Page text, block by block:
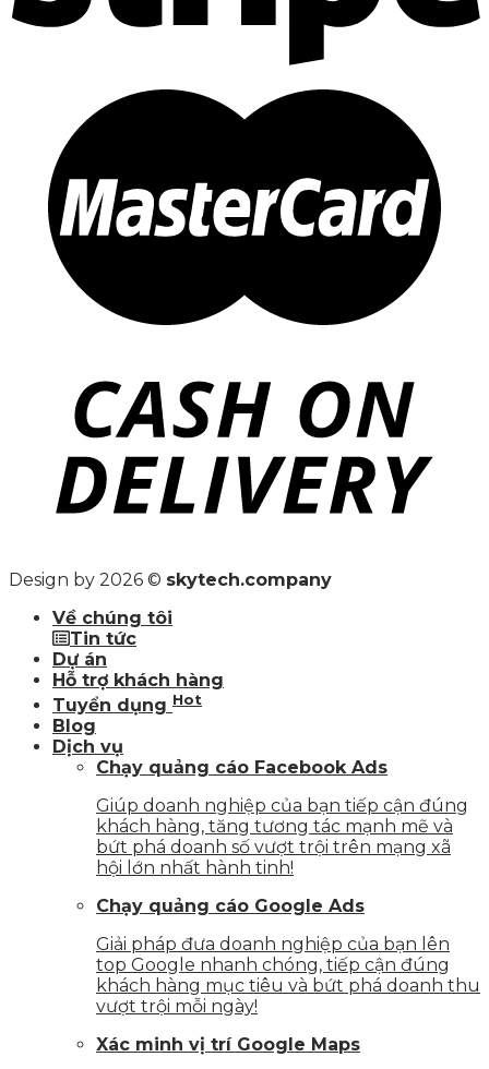
Design by 2026 © skytech.company
Về chúng tôi
Tin tức
Dự án
Hỗ trợ khách hàng
Tuyển dụng Hot
Blog
Dịch vụ
Chạy quảng cáo Facebook Ads
Giúp doanh nghiệp của bạn tiếp cận đúng
khách hàng, tăng tương tác mạnh mẽ và
bứt phá doanh số vượt trội trên mạng xã
hội lớn nhất hành tinh!
Chạy quảng cáo Google Ads
Giải pháp đưa doanh nghiệp của bạn lên
top Google nhanh chóng, tiếp cận đúng
khách hàng mục tiêu và bứt phá doanh thu
vượt trội mỗi ngày!
Xác minh vị trí Google Maps